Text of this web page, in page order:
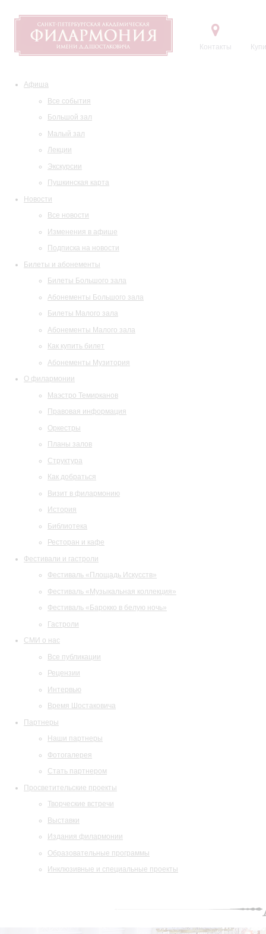
Контакты
Афиша
Все события
Большой зал
Малый зал
Лекции
Экскурсии
Пушкинская карта
Новости
Все новости
Изменения в афише
Подписка на новости
Билеты и абонементы
Билеты Большого зала
Абонементы Большого зала
Билеты Малого зала
Абонементы Малого зала
Как купить билет
Абонементы Музитория
О филармонии
Маэстро Темирканов
Правовая информация
Оркестры
Планы залов
Структура
Как добраться
Визит в филармонию
История
Библиотека
Ресторан и кафе
Фестивали и гастроли
Фестиваль «Площадь Искусств»
Фестиваль «Музыкальная коллекция»
Фестиваль «Барокко в белую ночь»
Гастроли
СМИ о нас
Все публикации
Рецензии
Интервью
Время Шостаковича
Партнеры
Наши партнеры
Фотогалерея
Стать партнером
Просветительские проекты
Творческие встречи
Выставки
Издания филармонии
Образовательные программы
Инклюзивные и специальные проекты